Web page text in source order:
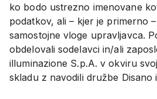
ko bodo ustrezno imenovane
podatkov, ali – kjer je primerno
samostojne vloge upravljavca.
obdelovali sodelavci in/ali
illuminazione S.p.A. v okviru
skladu z navodili družbe Disano